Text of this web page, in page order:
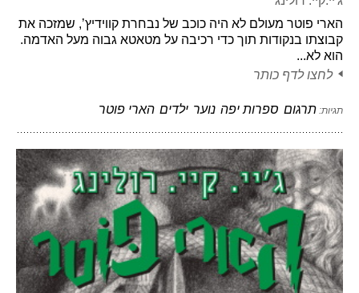
הארי פוטר מעולם לא היה כוכב של נבחרת קווידיץ’, שמזכה את
קבוצתו בנקודות תוך כדי רכיבה על מטאטא גבוה מעל האדמה.
הוא לא...
לחצו לדף כותר
תגיות: תרגום ספרות יפה נוער ילדים הארי פוטר